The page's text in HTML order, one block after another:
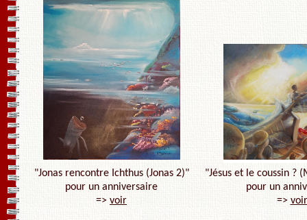
"Jonas rencontre Ichthus (Jonas 2)"
pour un anniversaire
=> voir
"Jésus et le coussin ?
pour un
=> voir